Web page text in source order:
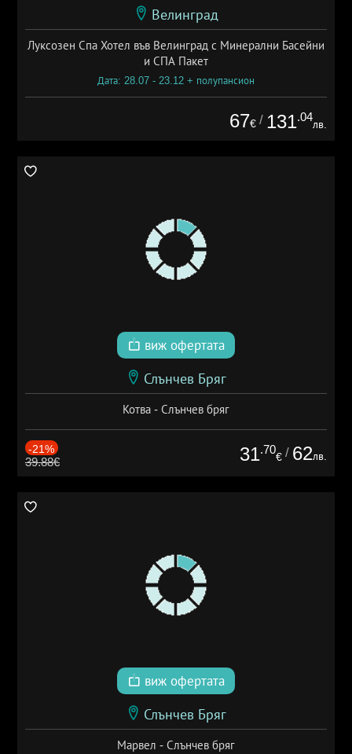
Велинград
Луксозен Спа Хотел във Велинград с Минерални Басейни
и СПА Пакет
Дата: 28.07 - 23.12 + полупансион
67€ / 131.04
лв.
виж офертата
Слънчев Бряг
Котва - Слънчев бряг
-21%
39.88€ 31.70
€ / 62лв.
виж офертата
Слънчев Бряг
Марвел - Слънчев бряг